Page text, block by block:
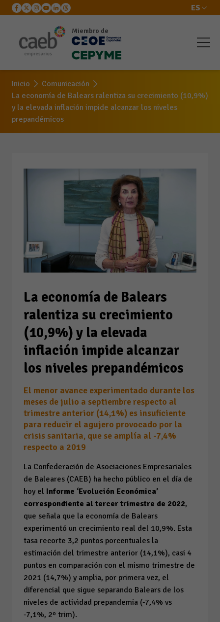
ES
Miembro de
Inicio
Comunicación
La economía de Balears ralentiza su crecimiento (10,9%)
y la elevada inflación impide alcanzar los niveles
prepandémicos
La economía de Balears
ralentiza su crecimiento
(10,9%) y la elevada
inflación impide alcanzar
los niveles prepandémicos
El menor avance experimentado durante los
meses de julio a septiembre respecto al
trimestre anterior (14,1%) es insuficiente
para reducir el agujero provocado por la
crisis sanitaria, que se amplía al -7,4%
respecto a 2019
La Confederación de Asociaciones Empresariales
de Baleares (CAEB) ha hecho público en el día de
hoy el Informe ‘Evolución Económica’
correspondiente al tercer trimestre de 2022,
que señala que la economía de Balears
experimentó un crecimiento real del 10,9%. Esta
tasa recorte 3,2 puntos porcentuales la
estimación del trimestre anterior (14,1%), casi 4
puntos en comparación con el mismo trimestre de
2021 (14,7%) y amplia, por primera vez, el
diferencial que sigue separando Balears de los
niveles de actividad prepandemia (-7,4% vs
-7,1%, 2º trim).